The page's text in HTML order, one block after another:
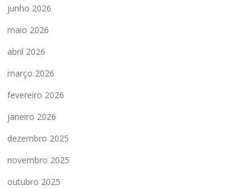
junho 2026
maio 2026
abril 2026
março 2026
fevereiro 2026
janeiro 2026
dezembro 2025
novembro 2025
outubro 2025